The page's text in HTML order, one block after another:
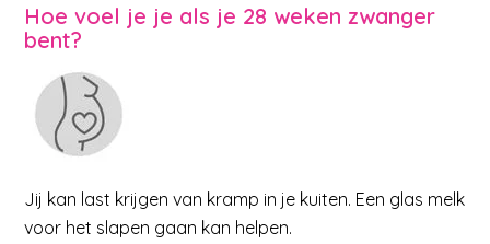
Hoe voel je je als je 28 weken zwanger
bent?
Jij kan last krijgen van kramp in je kuiten. Een glas melk
voor het slapen gaan kan helpen.